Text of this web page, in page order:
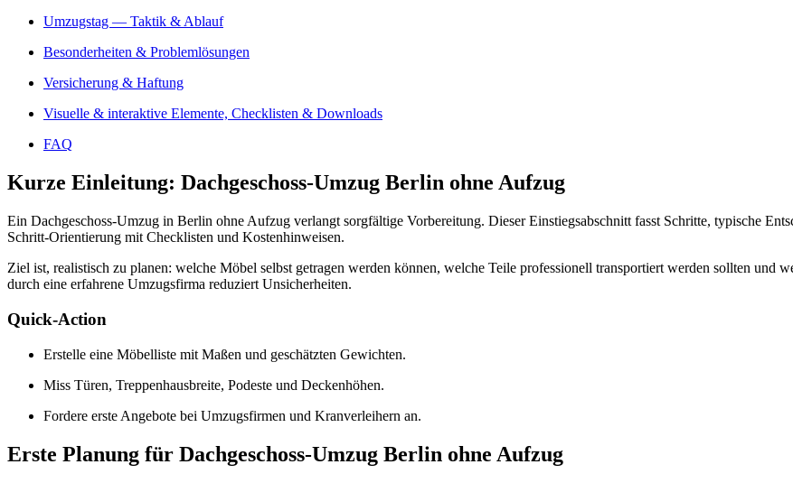
Umzugstag — Taktik & Ablauf
Besonderheiten & Problemlösungen
Versicherung & Haftung
Visuelle & interaktive Elemente, Checklisten & Downloads
FAQ
Kurze Einleitung: Dachgeschoss-Umzug Berlin ohne Aufzug
Ein Dachgeschoss-Umzug in Berlin ohne Aufzug verlangt sorgfältige Vorbereitung. Dieser Einstiegsabschnitt fasst Schritte, typische
Schritt-Orientierung mit Checklisten und Kostenhinweisen.
Ziel ist, realistisch zu planen: welche Möbel selbst getragen werden können, welche Teile professionell transportiert werden sollten und
durch eine erfahrene Umzugsfirma reduziert Unsicherheiten.
Quick-Action
Erstelle eine Möbelliste mit Maßen und geschätzten Gewichten.
Miss Türen, Treppenhausbreite, Podeste und Deckenhöhen.
Fordere erste Angebote bei Umzugsfirmen und Kranverleihern an.
Erste Planung für Dachgeschoss-Umzug Berlin ohne Aufzug